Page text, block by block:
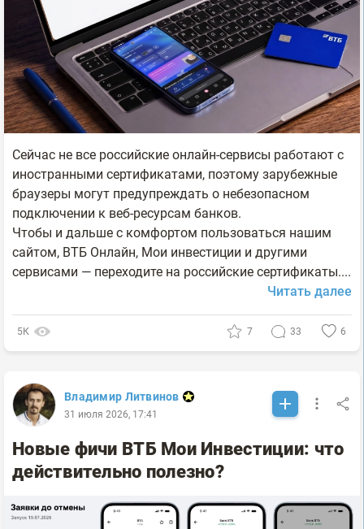
Сейчас не все российские онлайн-сервисы работают с
иностранными сертификатами, поэтому зарубежные
браузеры могут предупреждать о небезопасном
подключении к веб-ресурсам банков.
Чтобы и дальше с комфортом пользоваться нашим
сайтом, ВТБ Онлайн, Мои инвестиции и другими
сервисами — переходите на российские сертификаты....
Читать далее
5К 7 33 6
Владимир Литвинов
31 июля 2026, 17:41
Новые фичи ВТБ Мои Инвестиции: что
действительно полезно?